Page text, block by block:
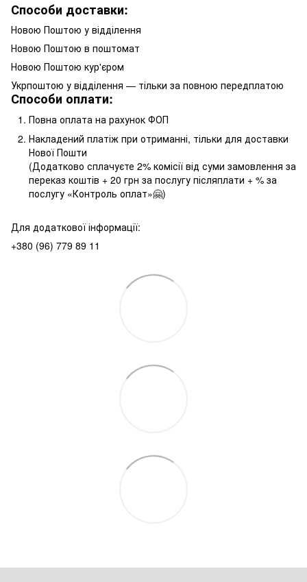
Способи доставки:
Новою Поштою у відділення
Новою Поштою в поштомат
Новою Поштою кур'єром
Укрпоштою у відділення — тільки за повною передплатою
Способи оплати:
Повна оплата на рахунок ФОП
Накладений платіж при отриманні, тільки для доставки
Нової Пошти
(Додатково сплачуєте 2% комісії від суми замовлення за
переказ коштів + 20 грн за послугу післяплати + % за
послугу «Контроль оплат»🤗)
Для додаткової інформації:
+380 (96) 779 89 11